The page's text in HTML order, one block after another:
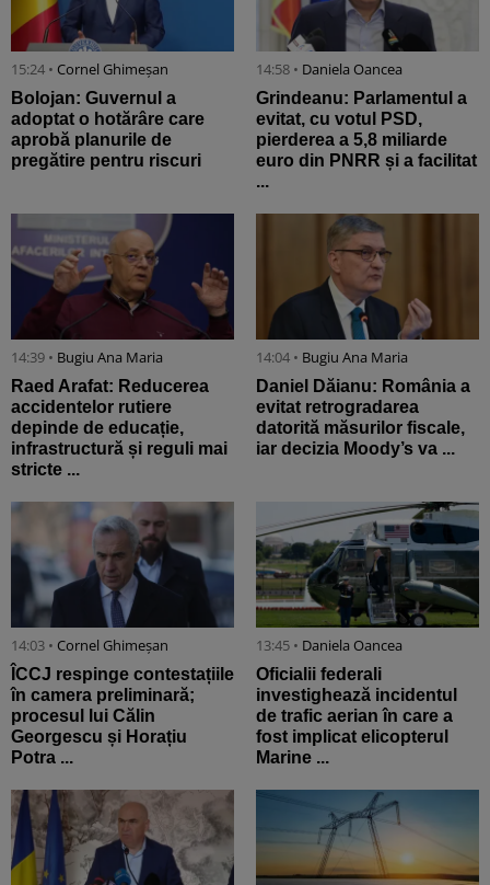
15:24 • Cornel Ghimeșan
Bolojan: Guvernul a
adoptat o hotărâre care
aprobă planurile de
pregătire pentru riscuri
14:58 • Daniela Oancea
Grindeanu: Parlamentul a
evitat, cu votul PSD,
pierderea a 5,8 miliarde
euro din PNRR și a facilitat
...
14:39 • Bugiu ⁠Ana Maria
Raed Arafat: Reducerea
accidentelor rutiere
depinde de educație,
infrastructură și reguli mai
stricte ...
14:04 • Bugiu ⁠Ana Maria
Daniel Dăianu: România a
evitat retrogradarea
datorită măsurilor fiscale,
iar decizia Moody’s va ...
14:03 • Cornel Ghimeșan
ÎCCJ respinge contestațiile
în camera preliminară;
procesul lui Călin
Georgescu și Horațiu
Potra ...
13:45 • Daniela Oancea
Oficialii federali
investighează incidentul
de trafic aerian în care a
fost implicat elicopterul
Marine ...